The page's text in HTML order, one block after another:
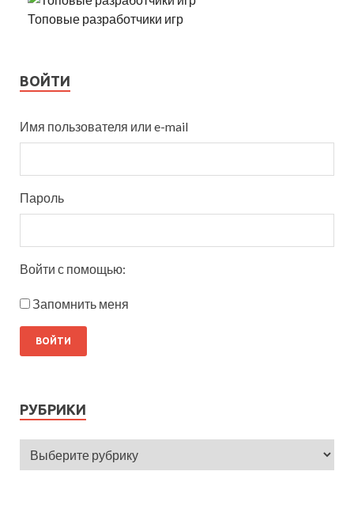
Топовые разработчики игр
ВОЙТИ
Имя пользователя или e-mail
Пароль
Войти с помощью:
Запомнить меня
РУБРИКИ